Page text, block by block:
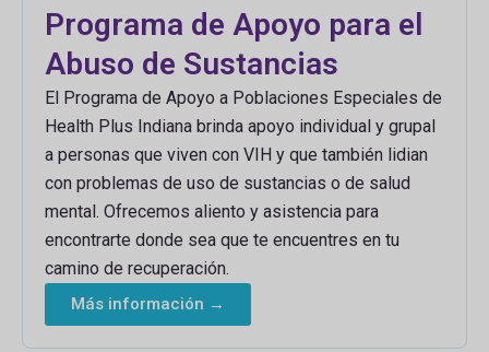
Programa de Apoyo para el
Abuso de Sustancias
El Programa de Apoyo a Poblaciones Especiales de
Health Plus Indiana brinda apoyo individual y grupal
a personas que viven con VIH y que también lidian
con problemas de uso de sustancias o de salud
mental. Ofrecemos aliento y asistencia para
encontrarte donde sea que te encuentres en tu
camino de recuperación.
Más información →